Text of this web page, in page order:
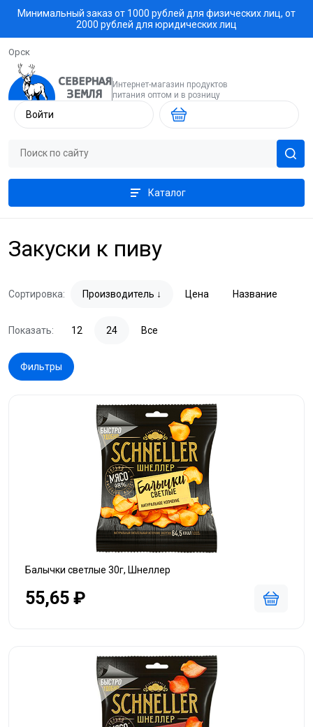
Минимальный заказ от 1000 рублей для физических лиц, от
2000 рублей для юридических лиц
Орск
Интернет-магазин продуктов
питания оптом и в розницу
Войти
Каталог
Закуски к пиву
Сортировка: Производитель Цена Название
Показать: 12 24 Все
Фильтры
Балычки светлые 30г, Шнеллер
55,65 ₽